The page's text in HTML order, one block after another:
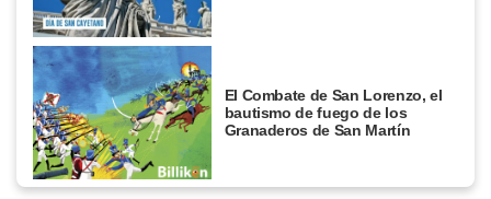
El Combate de San Lorenzo, el
bautismo de fuego de los
Granaderos de San Martín